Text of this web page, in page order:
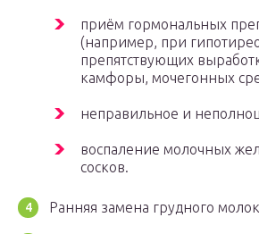
приём гормональных
(например, при
препятствующих
камфоры, мочегонных
неправильное и
воспаление молочных
сосков.
Ранняя замена грудного